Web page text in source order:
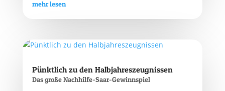
mehr lesen
Pünktlich zu den Halbjahreszeugnissen
Das große Nachhilfe-Saar-Gewinnspiel